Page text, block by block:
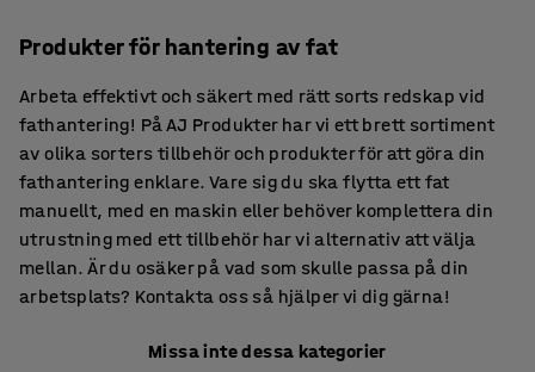
Produkter för hantering av fat
Arbeta effektivt och säkert med rätt sorts redskap vid
fathantering! På AJ Produkter har vi ett brett sortiment
av olika sorters tillbehör och produkter för att göra din
fathantering enklare. Vare sig du ska flytta ett fat
manuellt, med en maskin eller behöver komplettera din
utrustning med ett tillbehör har vi alternativ att välja
mellan. Är du osäker på vad som skulle passa på din
arbetsplats? Kontakta oss så hjälper vi dig gärna!
Missa inte dessa kategorier